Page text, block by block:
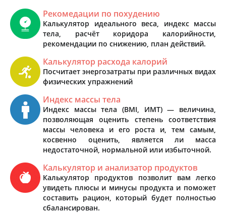
Рекомедации по похудению
Калькулятор идеального веса, индекс массы
тела, расчёт коридора калорийности,
рекомендации по снижению, план действий.
Калькулятор расхода калорий
Посчитает энергозатраты при различных видах
физических упражнений
Индекс массы тела
Индекс массы тела (BMI, ИМТ) — величина,
позволяющая оценить степень соответствия
массы человека и его роста и, тем самым,
косвенно оценить, является ли масса
недостаточной, нормальной или избыточной.
Калькулятор и анализатор продуктов
Калькулятор продуктов позволит вам легко
увидеть плюсы и минусы продукта и поможет
составить рацион, который будет полностью
сбалансирован.